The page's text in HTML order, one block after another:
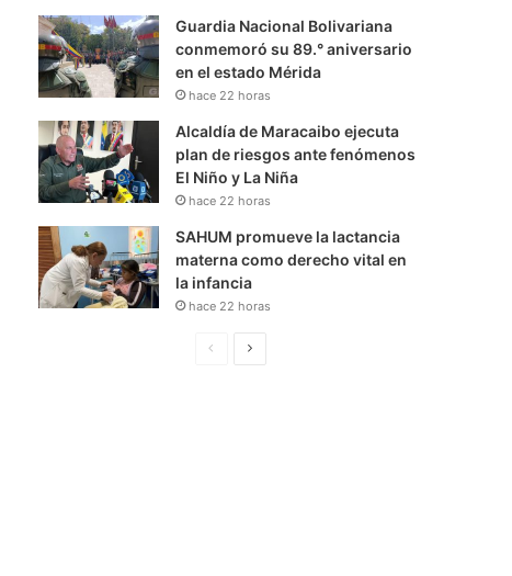
Guardia Nacional Bolivariana
conmemoró su 89.° aniversario
en el estado Mérida
hace 22 horas
Alcaldía de Maracaibo ejecuta
plan de riesgos ante fenómenos
El Niño y La Niña
hace 22 horas
SAHUM promueve la lactancia
materna como derecho vital en
la infancia
hace 22 horas
S